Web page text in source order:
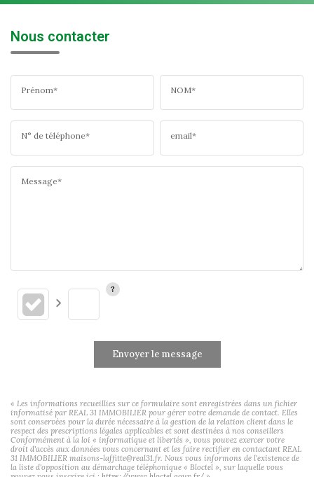
Nous contacter
Prénom* NOM*
N° de téléphone* email*
Message*
Envoyer le message
« Les informations recueillies sur ce formulaire sont enregistrées dans un fichier
informatisé par REAL 31 IMMOBILIER pour gérer votre demande de contact. Elles
sont conservées pour la durée nécessaire à la gestion de la relation client dans le
respect des prescriptions légales applicables et sont destinées à nos conseillers
Conformément à la loi « informatique et libertés », vous pouvez exercer votre
droit d'accès aux données vous concernant et les faire rectifier en contactant REAL
31 IMMOBILIER maisons-laffitte@real31.fr. Nous vous informons de l'existence de
la liste d'opposition au démarchage téléphonique « Bloctel », sur laquelle vous